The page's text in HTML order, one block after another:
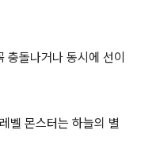
돌나거나 동시에 선이
벨 몬스터는 하늘의 별